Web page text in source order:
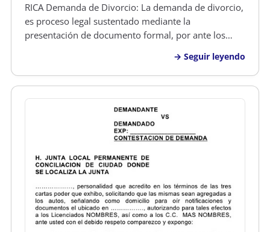
RICA Demanda de Divorcio: La demanda de divorcio,
es proceso legal sustentado mediante la
presentación de documento formal, por ante los
en el cual uno de los esposos, solicita a un Juez que
se abra un juicio para determinar si su…
Seguir leyendo